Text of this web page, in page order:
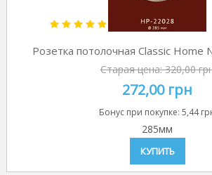
Розетка потолочная Classic Home
Старая цена:320,00
272,00 грн
Бонус при покупке: 5,44
285мм
КУПИТЬ